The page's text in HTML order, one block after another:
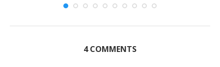
4 COMMENTS